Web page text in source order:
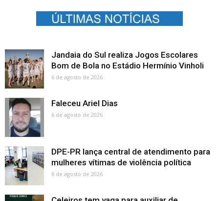
Jandaia do Sul realiza Jogos Escolares
Bom de Bola no Estádio Hermínio Vinholi
6 de agosto de 2026
Faleceu Ariel Dias
6 de agosto de 2026
DPE-PR lança central de atendimento para
mulheres vítimas de violência política
6 de agosto de 2026